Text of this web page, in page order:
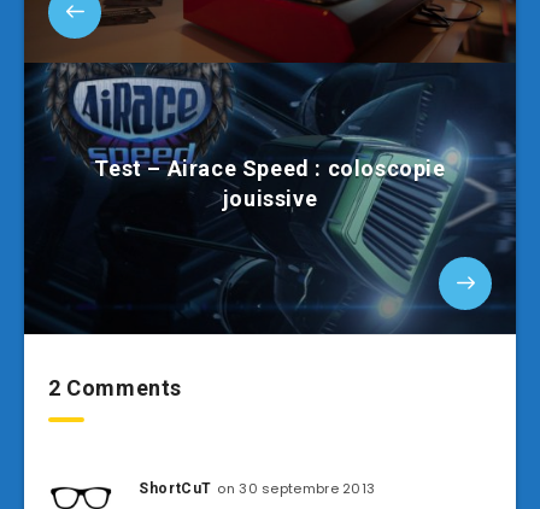
Test – Airace Speed : coloscopie
jouissive
2 Comments
ShortCuT on 30 septembre 2013